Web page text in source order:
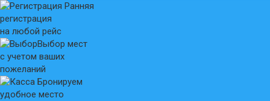
Ранняя
регистрация
на любой рейс
Выбор мест
с учетом ваших
пожеланий
Бронируем
удобное место